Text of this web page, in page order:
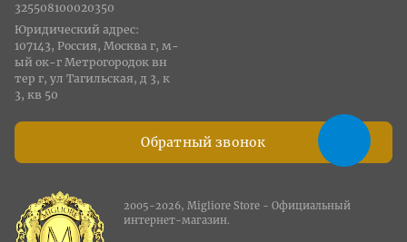
Обратный звонок
325508100020350
Юридический адрес:
107143, Россия, Москва г, м-
ый ок-г Метрогородок вн
тер г, ул Тагильская, д 3, к
3, кв 50
2005-2026, Migliore Store - Официальный
интернет-магазин.